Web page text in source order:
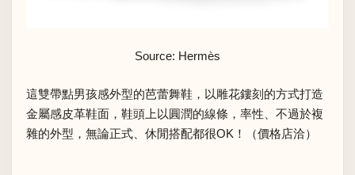
Source: Hermès
這雙帶點男孩感外型的芭蕾舞鞋，以雕花鏤刻的方式打造
金屬感皮革鞋面，鞋頭上以圓潤的線條，率性、不過於複
雜的外型，無論正式、休閒搭配都很OK！（價格店洽）